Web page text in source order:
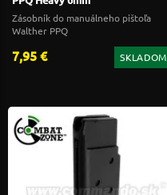
Zásobník do manuálneho pištoľa
Walther PPQ
7,95 € SKLADOM